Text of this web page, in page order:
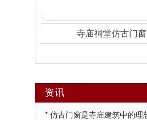
寺庙祠堂仿古门窗
资讯
*